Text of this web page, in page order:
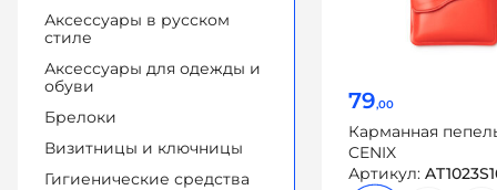
Аксессуары в русском
стиле
Аксессуары для одежды и
обуви
Брелоки
Визитницы и ключницы
Гигиенические средства
79,00
Карманная
CENIX
Артикул: